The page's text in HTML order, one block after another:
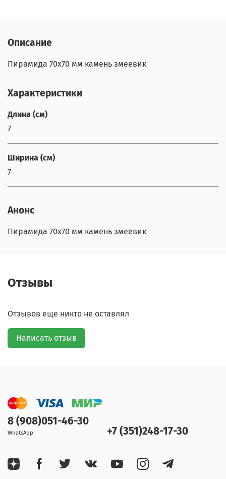
Описание
Пирамида 70х70 мм камень змеевик
Характеристики
Длина (см)
7
Ширина (см)
7
Анонс
Пирамида 70х70 мм камень змеевик
Отзывы
Отзывов еще никто не оставлял
Написать отзыв
8 (908)051-46-30
WhatsApp +7 (351)248-17-30